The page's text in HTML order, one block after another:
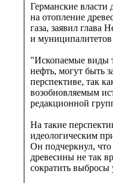
Германские власти
на отопление
газа, заявил глава
и муниципалитетов
"Ископаемые виды
нефть, могут быть
перспективе, так
возобновляемым
редакционной
На такие
идеологическим
Он подчеркнул,
древесины не так
сократить выбросы